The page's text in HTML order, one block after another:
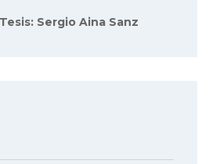
Sergio Aina Sanz